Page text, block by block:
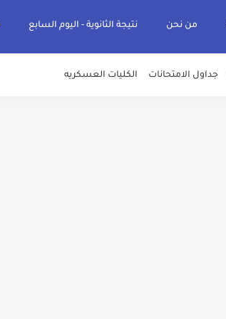
من نحن نتيجة الثانوية - اليوم السابع
جداول الامتحانات الكليات العسكريه